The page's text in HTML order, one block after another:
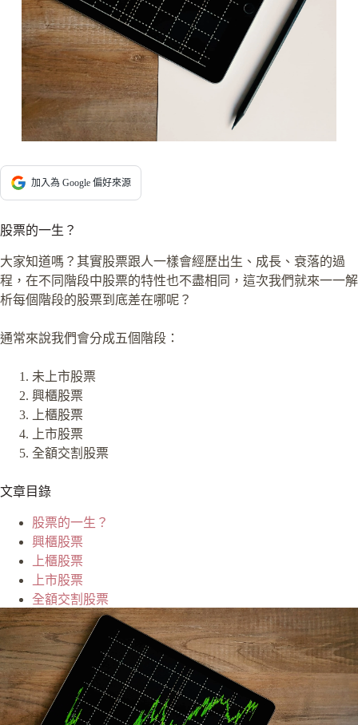
加入為 Google 偏好來源
股票的一生？
大家知道嗎？其實股票跟人一樣會經歷出生、成長、衰落的過
程，在不同階段中股票的特性也不盡相同，這次我們就來一一解
析每個階段的股票到底差在哪呢？
通常來說我們會分成五個階段：
未上市股票
興櫃股票
上櫃股票
上市股票
全額交割股票
文章目錄
股票的一生？
興櫃股票
上櫃股票
上市股票
全額交割股票